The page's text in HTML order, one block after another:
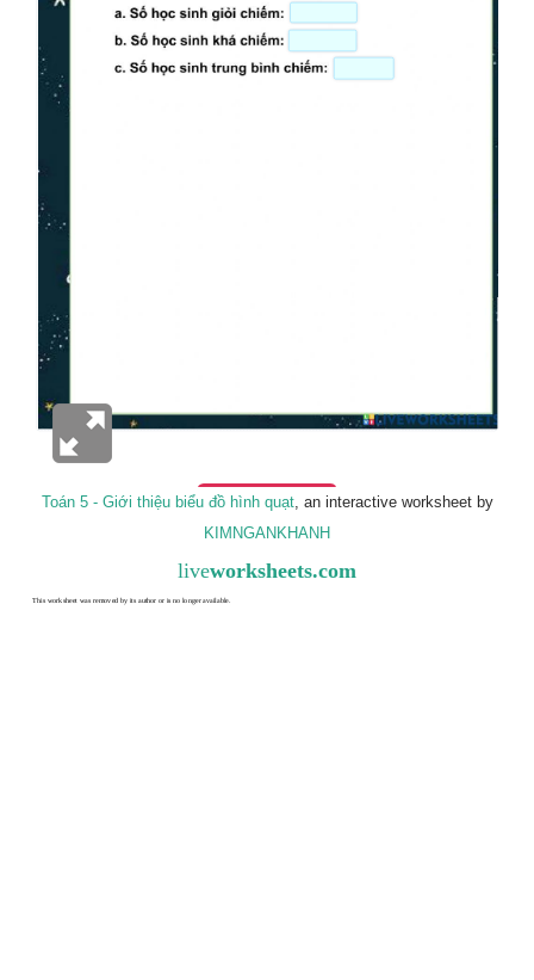
Toán 5 - Giới thiệu biểu đồ hình quạt, an interactive worksheet by
KIMNGANKHANH
liveworksheets.com